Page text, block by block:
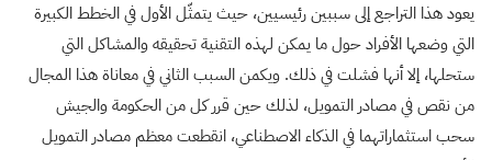
يعود هذا التراجع إلى سببين رئيسيين، حيث يتمثّل الأول في الخطط الكبيرة
التي وضعها الأفراد حول ما يمكن لهذه التقنية تحقيقه والمشاكل التي
ستحلها، إلا أنها فشلت في ذلك. ويكمن السبب الثاني في معاناة هذا المجال
من نقص في مصادر التمويل، لذلك حين قرر كل من الحكومة والجيش
سحب استثماراتهما في الذكاء الاصطناعي، انقطعت معظم مصادر التمويل